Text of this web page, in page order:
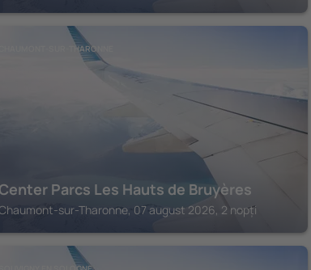
CHAUMONT-SUR-THARONNE
Parcs Les Hauts de Bruyères
sur-Tharonne, 07 august 2026, 2 nopți